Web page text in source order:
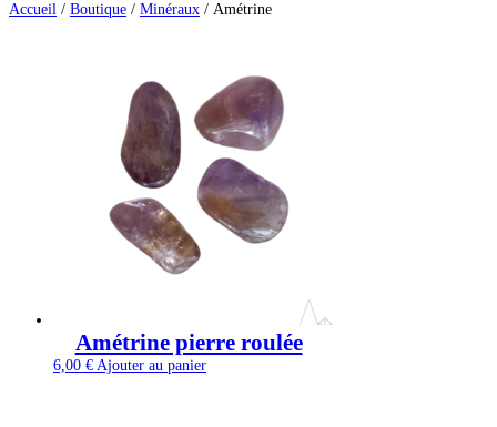
Accueil / Boutique / Minéraux / Amétrine
Amétrine pierre roulée
6,00 € Ajouter au panier